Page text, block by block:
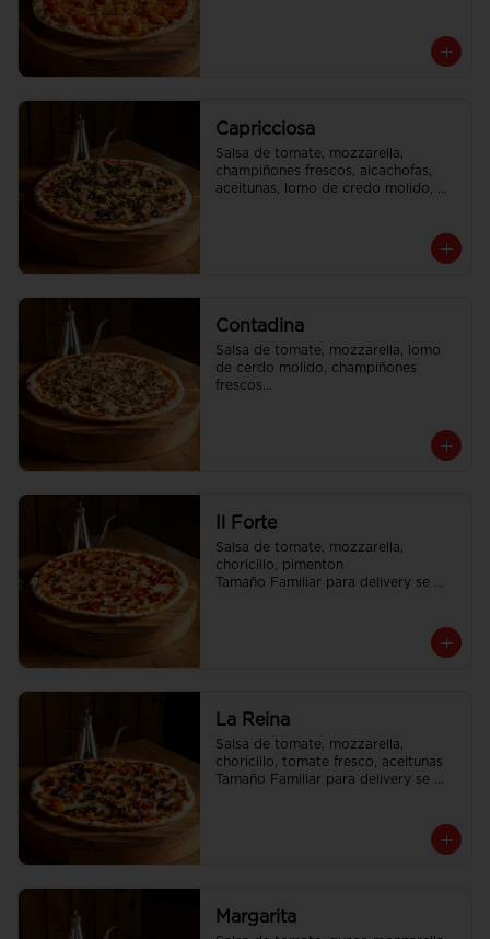
Capricciosa
Salsa de tomate, mozzarella,
champiñones frescos, alcachofas,
aceitunas, lomo de credo molido,
Contadina
Salsa de tomate, mozzarella, lomo
de cerdo molido, champiñones
frescos
Il Forte
Salsa de tomate, mozzarella,
choricillo, pimenton
Tamaño Familiar para delivery se
La Reina
Salsa de tomate, mozzarella,
choricillo, tomate fresco, aceitunas
Tamaño Familiar para delivery se
Margarita